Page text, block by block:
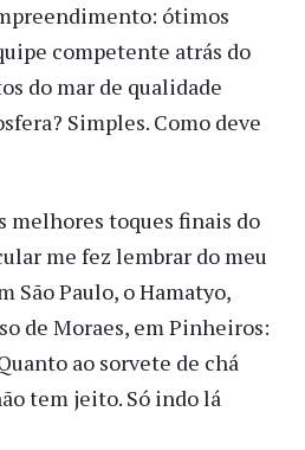
ótimos
competente atrás do
do mar de qualidade
Simples. Como deve
melhores toques finais do
me fez lembrar do meu
São Paulo, o Hamatyo,
de Moraes, em Pinheiros:
ao sorvete de chá
tem jeito. Só indo lá